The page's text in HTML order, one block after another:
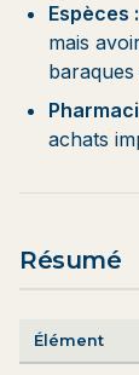
Espèces :
mais
achats
Résumé
Élément